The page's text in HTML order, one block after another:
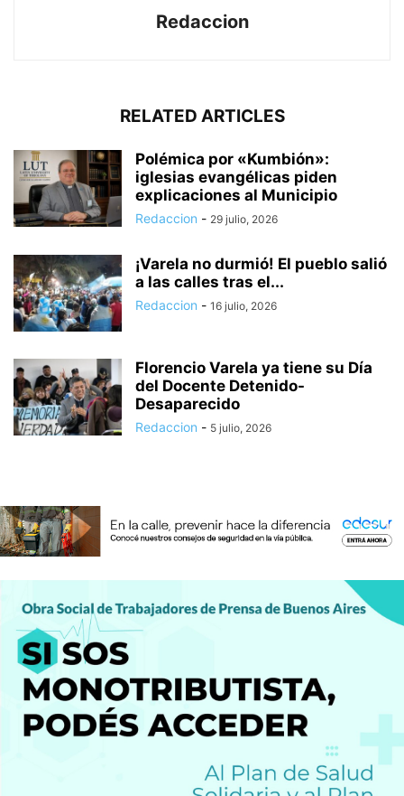
Redaccion
RELATED ARTICLES
Polémica por «Kumbión»:
iglesias evangélicas piden
explicaciones al Municipio
Redaccion - 29 julio, 2026
¡Varela no durmió! El pueblo salió
a las calles tras el...
Redaccion - 16 julio, 2026
Florencio Varela ya tiene su Día
del Docente Detenido-
Desaparecido
Redaccion - 5 julio, 2026